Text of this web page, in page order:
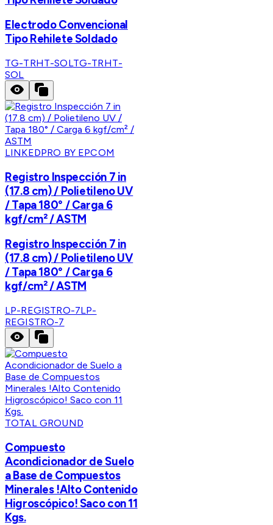
Electrodo Convencional
Tipo Rehilete Soldado
TG-TRHT-SOLTG-TRHT-
SOL
LINKEDPRO BY EPCOM
Registro Inspección 7 in
(17.8 cm) / Polietileno UV
/ Tapa 180° / Carga 6
kgf/cm² / ASTM
Registro Inspección 7 in
(17.8 cm) / Polietileno UV
/ Tapa 180° / Carga 6
kgf/cm² / ASTM
LP-REGISTRO-7LP-
REGISTRO-7
TOTAL GROUND
Compuesto
Acondicionador de Suelo
a Base de Compuestos
Minerales !Alto Contenido
Higroscópico! Saco con 11
Kgs.